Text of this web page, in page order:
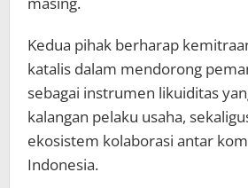
Kedua pihak berharap
katalis dalam mendorong
sebagai instrumen likuiditas
kalangan pelaku usaha,
ekosistem kolaborasi antar
Indonesia.